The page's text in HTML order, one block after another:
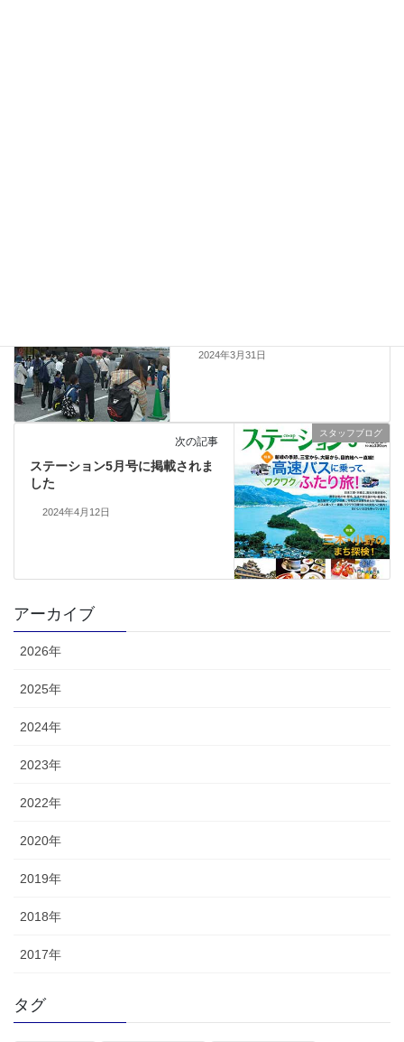
2024年3月31日
スタッフブログ
次の記事
ステーション5月号に掲載されま
した
2024年4月12日
アーカイブ
2026年
2025年
2024年
2023年
2022年
2020年
2019年
2018年
2017年
タグ